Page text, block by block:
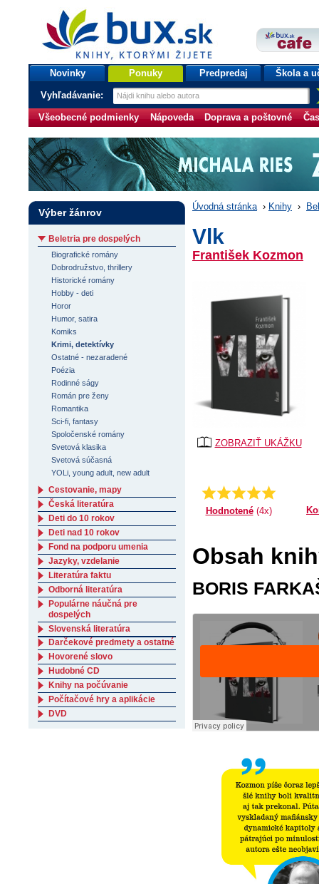
bux.sk
knihy, ktorými žijete
Úvodná stránka
Novinky Ponuky Predpredaj Škola a
Vyhľadávanie:
Všeobecné podmienky Nápoveda Doprava a poštovné
Úvodná stránka › Knihy ›
Vlk
František Kozmon
ZOBRAZIŤ UKÁŽKU
Priemer:
5.0
Hodnotené(4x)
Obsah
BORIS
Výber žánrov
Beletria pre dospelých
Biografické romány
Dobrodružstvo, thrillery
Historické romány
Hobby - deti
Horor
Humor, satira
Komiks
Krimi, detektívky
Ostatné - nezaradené
Poézia
Rodinné ságy
Román pre ženy
Romantika
Sci-fi, fantasy
Spoločenské romány
Svetová klasika
Svetová súčasná
YOLi, young adult, new adult
Cestovanie, mapy
Česká literatúra
Deti do 10 rokov
Deti nad 10 rokov
Fond na podporu umenia
Jazyky, vzdelanie
Literatúra faktu
Odborná literatúra
Populárne náučná pre
dospelých
Slovenská literatúra
Darčekové predmety a ostatné
Hovorené slovo
Hudobné CD
Knihy na počúvanie
Počítačové hry a aplikácie
DVD